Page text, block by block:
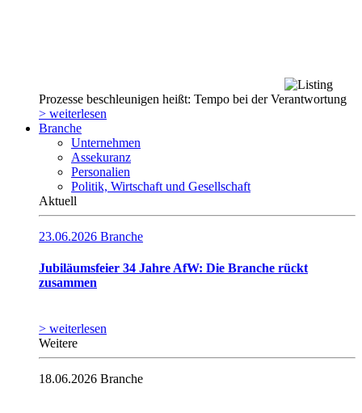
Prozesse beschleunigen heißt: Tempo bei der Verantwortung
> weiterlesen
Branche
Unternehmen
Assekuranz
Personalien
Politik, Wirtschaft und Gesellschaft
Aktuell
23.06.2026 Branche
Jubiläumsfeier 34 Jahre AfW: Die Branche rückt
zusammen
> weiterlesen
Weitere
18.06.2026 Branche